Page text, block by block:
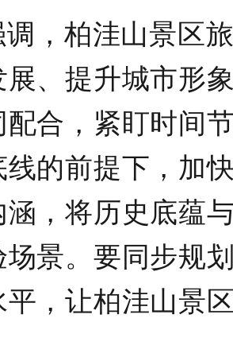
，柏洼山景区
、提升城市形
合，紧盯时间
的前提下，加
，将历史底蕴
景。要同步规
，让柏洼山景